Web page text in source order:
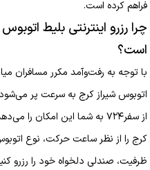
فراهم کرده است.
چرا رزرو اینترنتی بلیط
است؟
با توجه به رفت‌وآمد مکرر مسافران
اتوبوس شیراز کرج به سرعت پر
از سفر۷۲۴ به شما این امکان
کرج را از نظر ساعت حرکت، نوع
ظرفیت، صندلی دلخواه خود را رزرو